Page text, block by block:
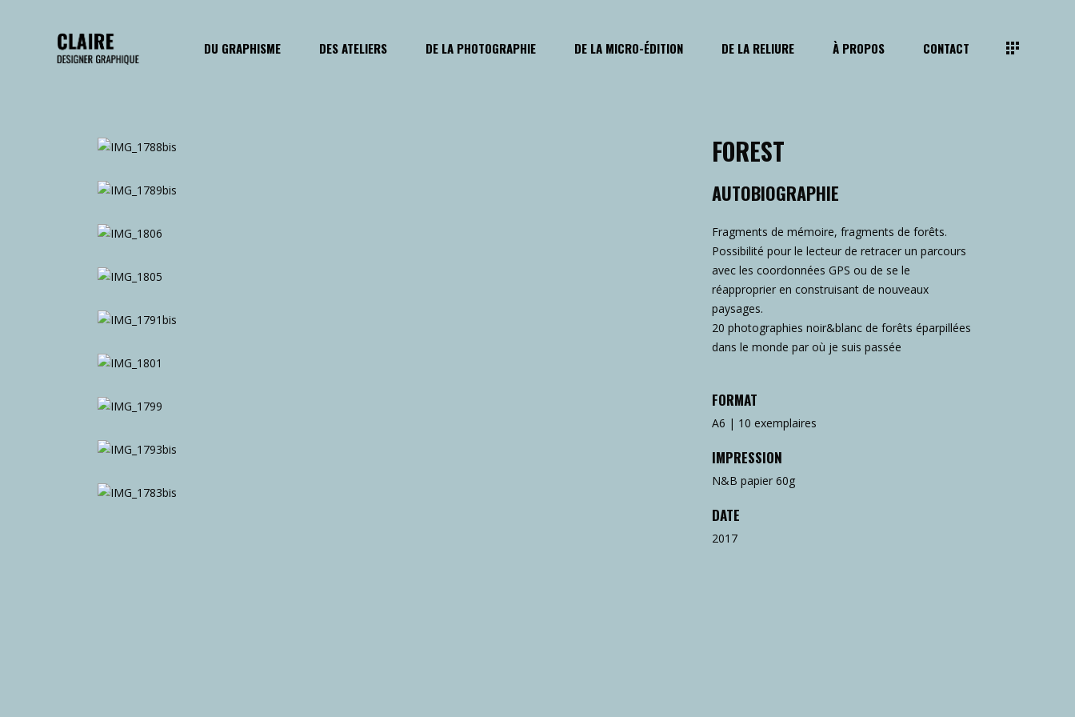
DU GRAPHISME DES ATELIERS DE LA PHOTOGRAPHIE DE LA MICRO-ÉDITION DE LA RELIURE À PROPOS CONTACT
FOREST
AUTOBIOGRAPHIE
Fragments de mémoire, fragments de forêts.
Possibilité pour le lecteur de retracer un parcours
avec les coordonnées GPS ou de se le
réapproprier en construisant de nouveaux
paysages.
20 photographies noir&blanc de forêts éparpillées
dans le monde par où je suis passée
FORMAT
A6 | 10 exemplaires
IMPRESSION
N&B papier 60g
DATE
2017